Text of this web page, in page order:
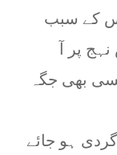
کے سبب
پر آ
بھی جگہ
ہو جائے